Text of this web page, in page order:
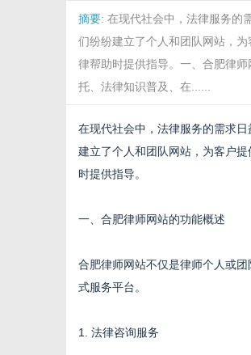
摘要: 在现代社会中，法律服务的
们纷纷建立了个人和团队网站，
律帮助时提供指导。一、合肥律
托、法律知识普及、在......
在现代社会中，法律服务的需求
建立了个人和团队网站，为客户
时提供指导。
一、合肥律师网站的功能概述
合肥律师网站不仅是律师个人或
式服务平台。
1. 法律咨询服务